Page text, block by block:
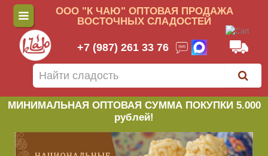
ООО "К ЧАЮ" ОПТОВАЯ ПРОДАЖА
ВОСТОЧНЫХ СЛАДОСТЕЙ
+7 (987) 261 33 76
МИНИМАЛЬНАЯ ОПТОВАЯ СУММА ПОКУПКИ 5.000
рублей!